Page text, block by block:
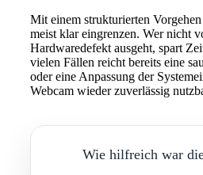
Mit einem strukturierten
meist klar eingrenzen. Wer nicht
Hardwaredefekt ausgeht, spart
vielen Fällen reicht bereits eine
oder eine Anpassung der
Webcam wieder zuverlässig
Wie hilfreich war